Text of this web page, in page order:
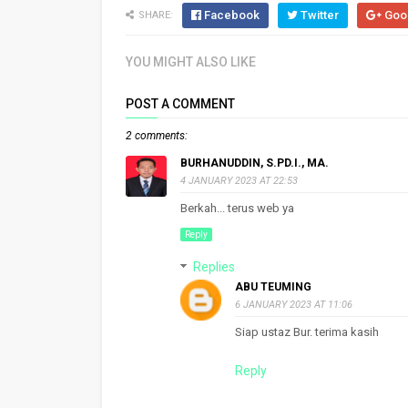
SHARE: Facebook Twitter
YOU MIGHT ALSO LIKE
POST A COMMENT
2 comments:
BURHANUDDIN, S.PD.I., MA.
4 JANUARY 2023 AT 22:53
Berkah... terus web ya
Reply
Replies
ABU TEUMING
6 JANUARY 2023 AT 11:06
Siap ustaz Bur. terima kasih
Reply